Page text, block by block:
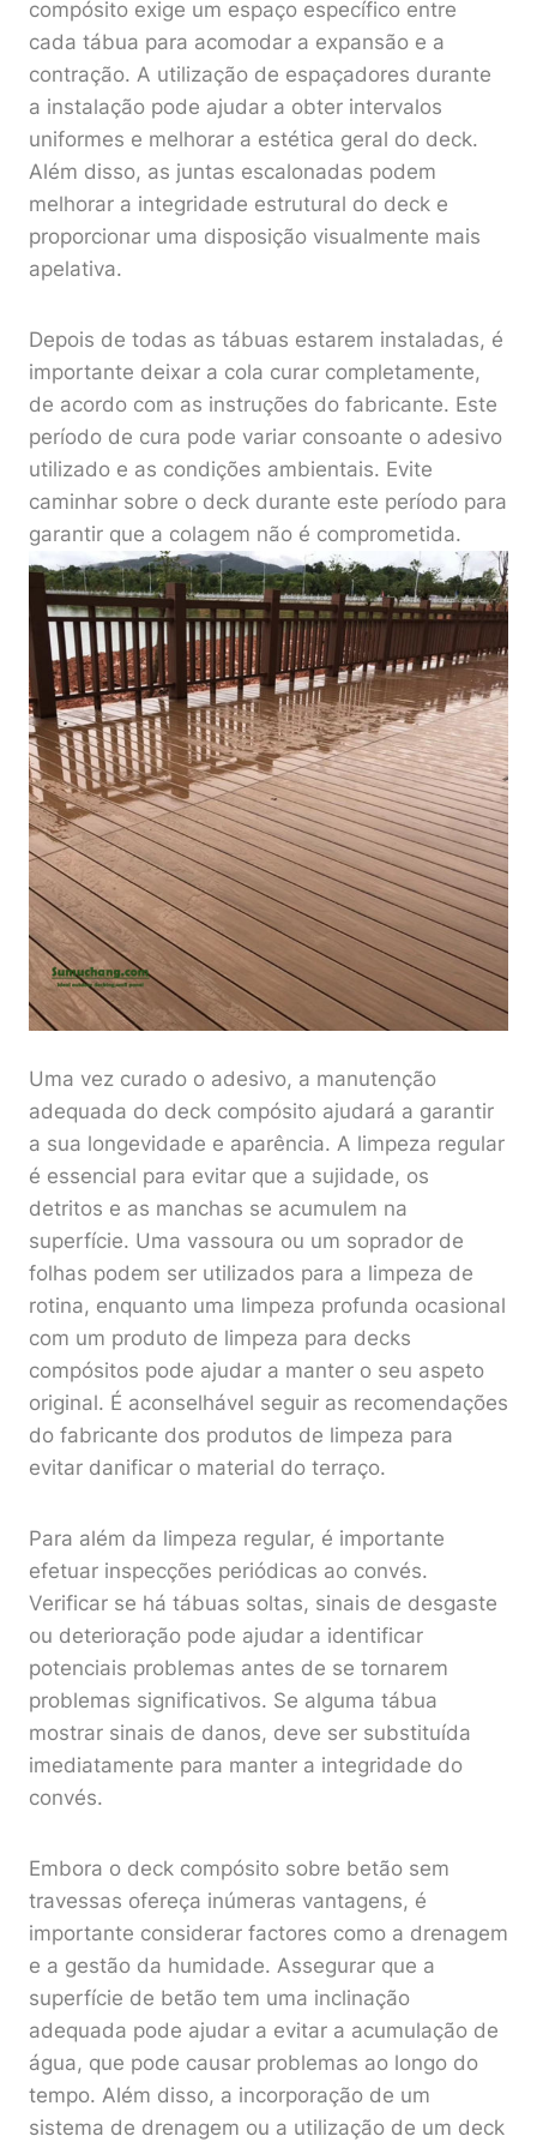
compósito exige um espaço específico entre
cada tábua para acomodar a expansão e a
contração. A utilização de espaçadores durante
a instalação pode ajudar a obter intervalos
uniformes e melhorar a estética geral do deck.
Além disso, as juntas escalonadas podem
melhorar a integridade estrutural do deck e
proporcionar uma disposição visualmente mais
apelativa.
Depois de todas as tábuas estarem instaladas, é
importante deixar a cola curar completamente,
de acordo com as instruções do fabricante. Este
período de cura pode variar consoante o adesivo
utilizado e as condições ambientais. Evite
caminhar sobre o deck durante este período para
garantir que a colagem não é comprometida.
Uma vez curado o adesivo, a manutenção
adequada do deck compósito ajudará a garantir
a sua longevidade e aparência. A limpeza regular
é essencial para evitar que a sujidade, os
detritos e as manchas se acumulem na
superfície. Uma vassoura ou um soprador de
folhas podem ser utilizados para a limpeza de
rotina, enquanto uma limpeza profunda ocasional
com um produto de limpeza para decks
compósitos pode ajudar a manter o seu aspeto
original. É aconselhável seguir as recomendações
do fabricante dos produtos de limpeza para
evitar danificar o material do terraço.
Para além da limpeza regular, é importante
efetuar inspecções periódicas ao convés.
Verificar se há tábuas soltas, sinais de desgaste
ou deterioração pode ajudar a identificar
potenciais problemas antes de se tornarem
problemas significativos. Se alguma tábua
mostrar sinais de danos, deve ser substituída
imediatamente para manter a integridade do
convés.
Embora o deck compósito sobre betão sem
travessas ofereça inúmeras vantagens, é
importante considerar factores como a drenagem
e a gestão da humidade. Assegurar que a
superfície de betão tem uma inclinação
adequada pode ajudar a evitar a acumulação de
água, que pode causar problemas ao longo do
tempo. Além disso, a incorporação de um
sistema de drenagem ou a utilização de um deck